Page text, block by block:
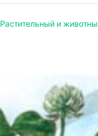
Растительный и